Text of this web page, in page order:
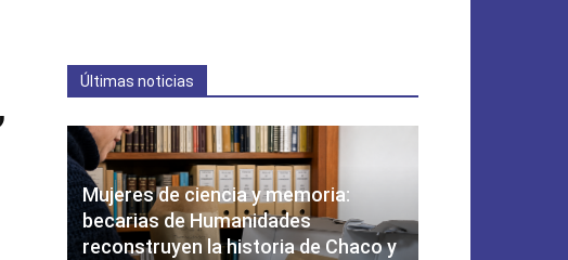
Últimas noticias
Mujeres de ciencia y memoria:
becarias de Humanidades
reconstruyen la historia de Chaco y